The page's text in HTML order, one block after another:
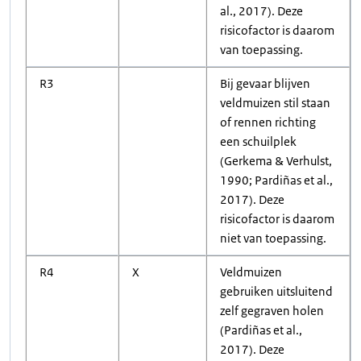
al., 2017). Deze
risicofactor is daarom
van toepassing.
R3
Bij gevaar blijven
veldmuizen stil staan
of rennen richting
een schuilplek
(Gerkema & Verhulst,
1990; Pardiñas et al.,
2017). Deze
risicofactor is daarom
niet van toepassing.
R4 X
Veldmuizen
gebruiken uitsluitend
zelf gegraven holen
(Pardiñas et al.,
2017). Deze